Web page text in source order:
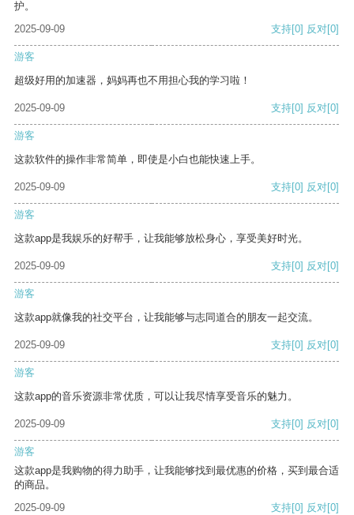
护。
2025-09-09
支持[0] 反对[0]
游客
超级好用的加速器，妈妈再也不用担心我的学习啦！
2025-09-09 支持[0] 反对[0]
游客
这款软件的操作非常简单，即使是小白也能快速上手。
2025-09-09 支持[0] 反对[0]
游客
这款app是我娱乐的好帮手，让我能够放松身心，享受美好时光。
2025-09-09 支持[0] 反对[0]
游客
这款app就像我的社交平台，让我能够与志同道合的朋友一起交流。
2025-09-09 支持[0] 反对[0]
游客
这款app的音乐资源非常优质，可以让我尽情享受音乐的魅力。
2025-09-09 支持[0] 反对[0]
游客
这款app是我购物的得力助手，让我能够找到最优惠的价格，买到最合适
的商品。
2025-09-09
支持[0] 反对[0]